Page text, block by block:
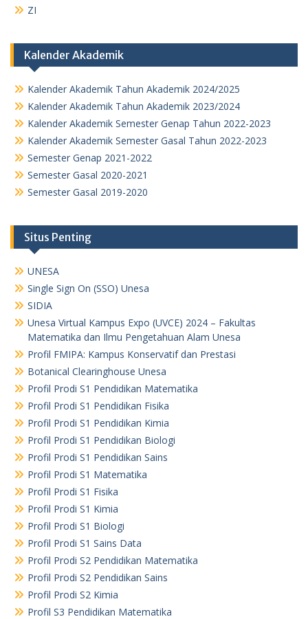
ZI
Kalender Akademik
Kalender Akademik Tahun Akademik 2024/2025
Kalender Akademik Tahun Akademik 2023/2024
Kalender Akademik Semester Genap Tahun 2022-2023
Kalender Akademik Semester Gasal Tahun 2022-2023
Semester Genap 2021-2022
Semester Gasal 2020-2021
Semester Gasal 2019-2020
Situs Penting
UNESA
Single Sign On (SSO) Unesa
SIDIA
Unesa Virtual Kampus Expo (UVCE) 2024 – Fakultas
Matematika dan Ilmu Pengetahuan Alam Unesa
Profil FMIPA: Kampus Konservatif dan Prestasi
Botanical Clearinghouse Unesa
Profil Prodi S1 Pendidikan Matematika
Profil Prodi S1 Pendidikan Fisika
Profil Prodi S1 Pendidikan Kimia
Profil Prodi S1 Pendidikan Biologi
Profil Prodi S1 Pendidikan Sains
Profil Prodi S1 Matematika
Profil Prodi S1 Fisika
Profil Prodi S1 Kimia
Profil Prodi S1 Biologi
Profil Prodi S1 Sains Data
Profil Prodi S2 Pendidikan Matematika
Profil Prodi S2 Pendidikan Sains
Profil Prodi S2 Kimia
Profil S3 Pendidikan Matematika